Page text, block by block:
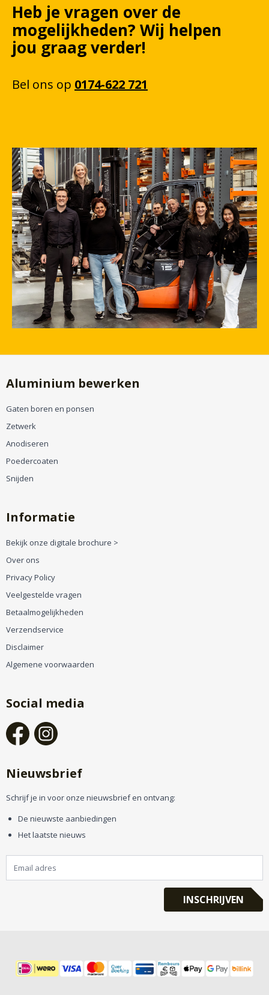
Heb je vragen over de
mogelijkheden? Wij helpen
jou graag verder!
Bel ons op 0174-622 721
Aluminium bewerken
Gaten boren en ponsen
Zetwerk
Anodiseren
Poedercoaten
Snijden
Informatie
Bekijk onze digitale brochure >
Over ons
Privacy Policy
Veelgestelde vragen
Betaalmogelijkheden
Verzendservice
Disclaimer
Algemene voorwaarden
Social media
Nieuwsbrief
Schrijf je in voor onze nieuwsbrief en ontvang:
De nieuwste aanbiedingen
Het laatste nieuws
INSCHRIJVEN